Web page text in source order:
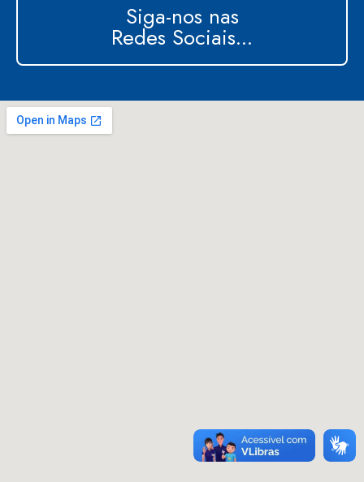
Siga-nos nas
Redes Sociais...